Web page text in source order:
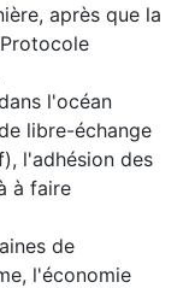
après que la
l'océan
libre-échange
l'adhésion des
à faire
de
l'économie